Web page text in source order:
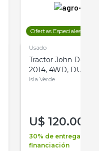
Ofertas Especiales
Usado
Tractor John Deere
2014, 4WD, DUAL
Isla Verde
U$ 120.000
30% de entrega +
financiación